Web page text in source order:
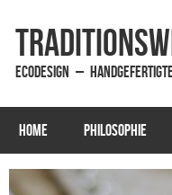
EcoDesign –
SKIP TO CONTENT
HOME PHILOSOPHIE